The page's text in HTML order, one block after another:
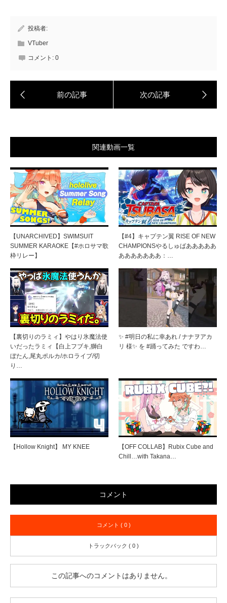
投稿者:
VTuber
コメント: 0
関連動画一覧
【UNARCHIVED】SWIMSUIT
SUMMER KARAOKE【#ホロサマ歌
枠リレー】
【#4】キャプテン翼 RISE OF NEW
CHAMPIONSやるしゅばあああああ
あああああああ：…
【裏切りのラミィ】やはり氷魔法使
いだったラミィ【白上フブキ,獅白
ぼたん,尾丸ポルカ/ホロライブ/切
り…
✨ #明日の私に幸あれ / ナナヲアカ
リ 様✨ を #踊ってみた ですわ…
【Hollow Knight】 MY KNEE
【OFF COLLAB】Rubix Cube and
Chill…with Takana…
コメント
コメント ( 0 )
トラックバック ( 0 )
この記事へのコメントはありません。